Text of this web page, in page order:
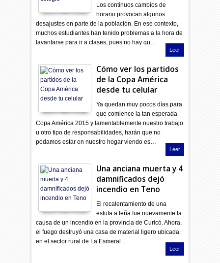
Los contínuos cambios de
horario provocan algunos
desajustes en parte de la población. En ese contexto,
muchos estudiantes han tenido problemas a la hora de
lavantarse para ir a clases, pues no hay qu…
Leer
Cómo ver los partidos
de la Copa América
desde tu celular
Ya quedan muy pocos días para
que comience la tan esperada
Copa América 2015 y lamentablemente nuestro trabajo
u otro tipo de responsabilidades, harán que no
podamos estar en nuestro hogar viendo es…
Leer
Una anciana muerta y 4
damnificados dejó
incendio en Teno
El recalentamiento de una
estufa a leña fue nuevamente la
causa de un incendio en la provincia de Curicó. Ahora,
el fuego destruyó una casa de material ligero ubicada
en el sector rural de La Esmeral…
Leer